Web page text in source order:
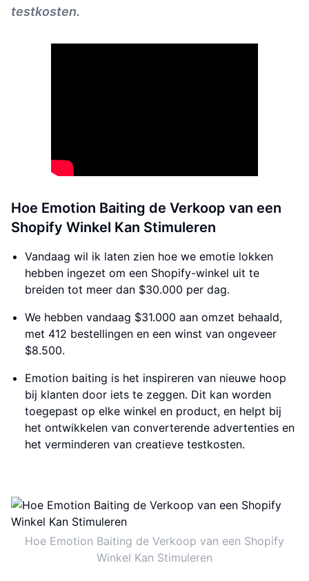
testkosten.
Hoe Emotion Baiting de Verkoop van een
Shopify Winkel Kan Stimuleren
Vandaag wil ik laten zien hoe we emotie lokken
hebben ingezet om een ​​Shopify-winkel uit te
breiden tot meer dan $30.000 per dag.
We hebben vandaag $31.000 aan omzet behaald,
met 412 bestellingen en een winst van ongeveer
$8.500.
Emotion baiting is het inspireren van nieuwe hoop
bij klanten door iets te zeggen. Dit kan worden
toegepast op elke winkel en product, en helpt bij
het ontwikkelen van converterende advertenties en
het verminderen van creatieve testkosten.
Hoe Emotion Baiting de Verkoop van een Shopify
Winkel Kan Stimuleren